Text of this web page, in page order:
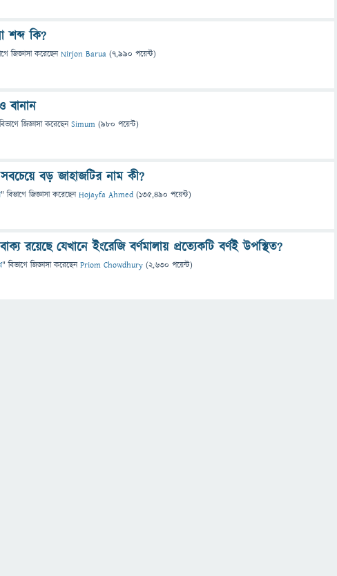
শব্দ কি?
জিজ্ঞাসাকরেছেনNirjon Barua (7,990 পয়েন্ট)
বানান
জিজ্ঞাসাকরেছেনSimum (980 পয়েন্ট)
বড় জাহাজটির নাম কী?
" বিভাগে জিজ্ঞাসাকরেছেনHojayfa Ahmed (135,490 পয়েন্ট)
রয়েছে যেখানে ইংরেজি বর্ণমালায় প্রত্যেকটি বর্ণই উপস্থিত?
" বিভাগে জিজ্ঞাসাকরেছেনPriom Chowdhury (2,630 পয়েন্ট)